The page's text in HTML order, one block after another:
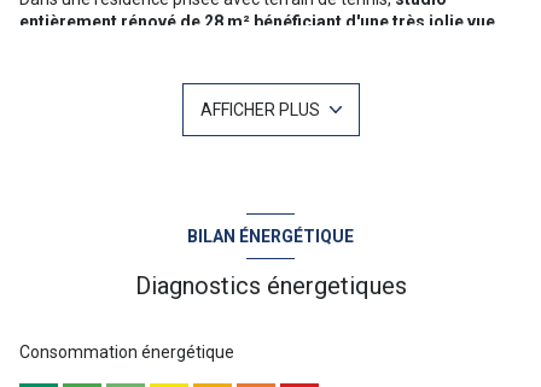
entièrement rénové de 28 m² bénéficiant d'une très jolie vue
, parfaitement équipé et d'une pièce de vie
lumineuse donnant sur une terrasse extérieure avec
climatisation réversible-Grande terrasse
AFFICHER PLUS
BILAN ÉNERGÉTIQUE
Diagnostics énergetiques
Consommation énergétique